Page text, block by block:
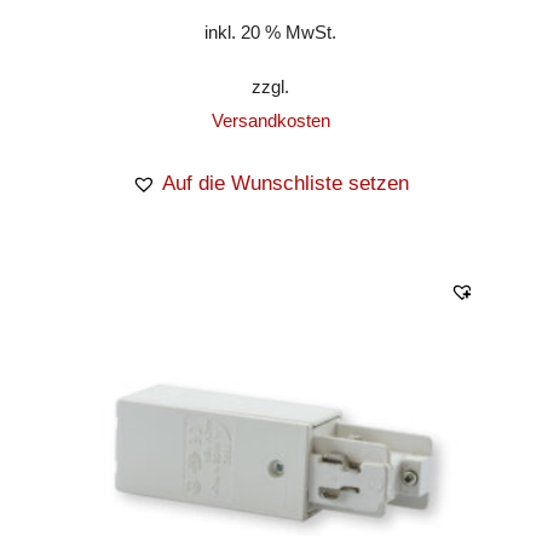
inkl. 20 % MwSt.
zzgl.
Versandkosten
Auf die Wunschliste setzen